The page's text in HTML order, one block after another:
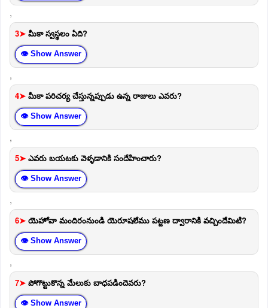
,
3➤ మీకా స్వస్థలం ఏది?
👁 Show Answer
,
4➤ మీకా పరిచర్య చేస్తున్నప్పుడు ఉన్న రాజులు ఎవరు?
👁 Show Answer
,
5➤ ఎవరు బయటకు వెళ్ళడానికి సందేహించారు?
👁 Show Answer
,
6➤ యెహోవా మందిరంనుండి యెరూషలేము పట్టణ ద్వారానికి వచ్చిందేమిటి?
👁 Show Answer
,
7➤ పోగొట్టుకొన్న మేలుకు బాధపడిందెవరు?
👁 Show Answer